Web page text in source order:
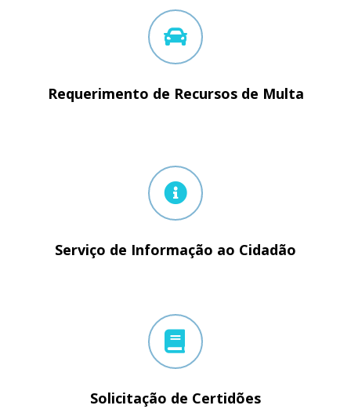
Requerimento de Recursos de Multa
Serviço de Informação ao Cidadão
Solicitação de Certidões